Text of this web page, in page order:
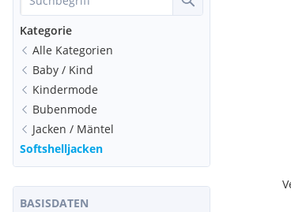
Kategorie
Alle Kategorien
Baby / Kind
Kindermode
Bubenmode
Jacken / Mäntel
Softshelljacken
BASISDATEN